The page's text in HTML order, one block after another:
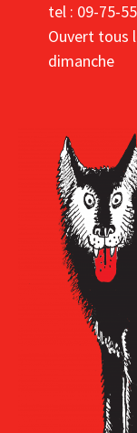
tel : 09-75-
Ouvert tous
dimanche